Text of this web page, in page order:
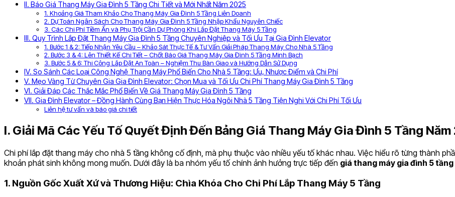
II. Báo Giá Thang Máy Gia Đình 5 Tầng Chi Tiết và Mới Nhất Năm 2025
1. Khoảng Giá Tham Khảo Cho Thang Máy Gia Đình 5 Tầng Liên Doanh
2. Dự Toán Ngân Sách Cho Thang Máy Gia Đình 5 Tầng Nhập Khẩu Nguyên Chiếc
3. Các Chi Phí Tiềm Ẩn và Phụ Trội Cần Dự Phòng Khi Lắp Đặt Thang Máy 5 Tầng
III. Quy Trình Lắp Đặt Thang Máy Gia Đình 5 Tầng Chuyên Nghiệp và Tối Ưu Tại Gia Đình Elevator
1. Bước 1 & 2: Tiếp Nhận Yêu Cầu – Khảo Sát Thực Tế & Tư Vấn Giải Pháp Thang Máy Cho Nhà 5 Tầng
2. Bước 3 & 4: Lên Thiết Kế Chi Tiết – Chốt Báo Giá Thang Máy Gia Đình 5 Tầng Minh Bạch
3. Bước 5 & 6: Thi Công Lắp Đặt An Toàn – Nghiệm Thu Bàn Giao và Hướng Dẫn Sử Dụng
IV. So Sánh Các Loại Công Nghệ Thang Máy Phổ Biến Cho Nhà 5 Tầng: Ưu, Nhược Điểm và Chi Phí
V. Mẹo Vàng Từ Chuyên Gia Gia Đình Elevator: Chọn Mua và Tối Ưu Chi Phí Thang Máy Gia Đình 5 Tầng
VI. Giải Đáp Các Thắc Mắc Phổ Biến Về Giá Thang Máy Gia Đình 5 Tầng
VII. Gia Đình Elevator – Đồng Hành Cùng Bạn Hiện Thực Hóa Ngôi Nhà 5 Tầng Tiện Nghi Với Chi Phí Tối Ưu
Liên hệ tư vấn và báo giá chi tiết
I. Giải Mã Các Yếu Tố Quyết Định Đến Bảng Giá Thang Máy Gia Đình 5 Tầng
Chi phí lắp đặt thang máy cho nhà 5 tầng không cố định, mà phụ thuộc vào nhiều yếu tố khác nhau. Việc hiểu rõ từng thành
khoản phát sinh không mong muốn. Dưới đây là ba nhóm yếu tố chính ảnh hưởng trực tiếp đến giá thang máy gia đình 5 tầng
1. Nguồn Gốc Xuất Xứ và Thương Hiệu: Chìa Khóa Cho Chi Phí Lắp Thang Máy 5 Tầng